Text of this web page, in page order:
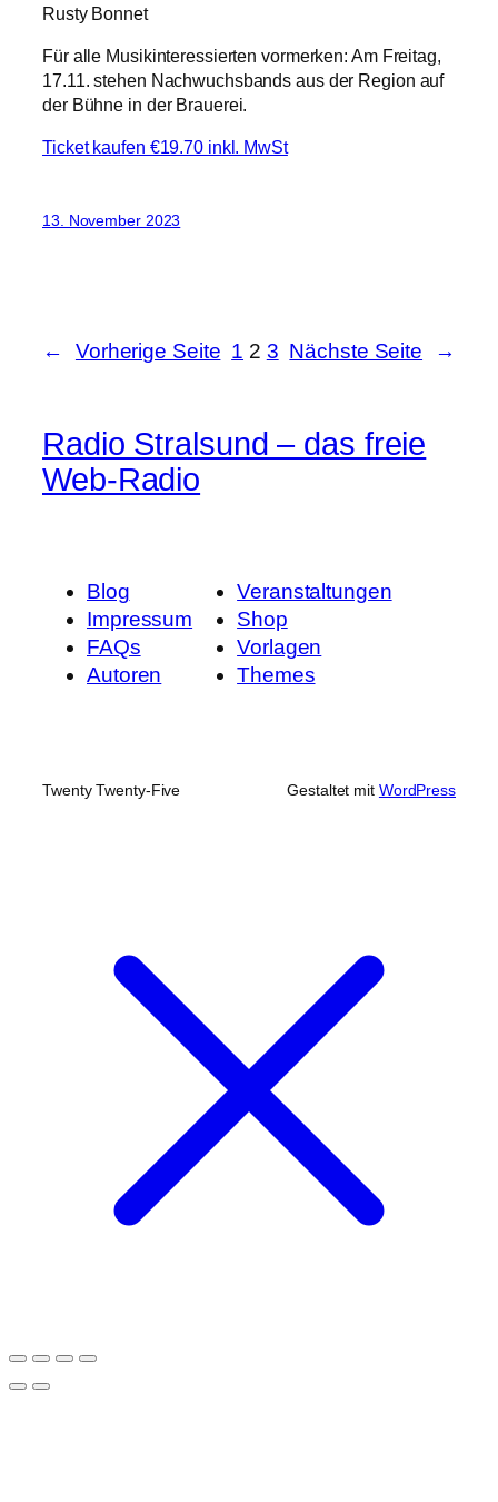
Rusty Bonnet
Für alle Musikinteressierten vormerken: Am Freitag,
17.11. stehen Nachwuchsbands aus der Region auf
der Bühne in der Brauerei.
Ticket kaufen €19.70 inkl. MwSt
13. November 2023
← Vorherige Seite 1 2 3 Nächste Seite →
Radio Stralsund – das freie
Web-Radio
Blog
Impressum
FAQs
Autoren
Veranstaltungen
Shop
Vorlagen
Themes
Twenty Twenty-Five Gestaltet mit WordPress